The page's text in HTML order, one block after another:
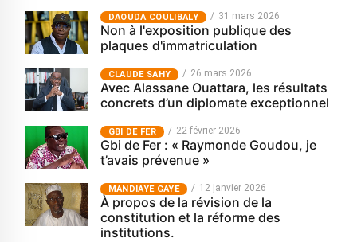
‎DAOUDA COULIBALY 31 mars 2026
Non à l'exposition publique des
plaques d'immatriculation
CLAUDE SAHY 26 mars 2026
Avec Alassane Ouattara, les résultats
concrets d’un diplomate exceptionnel
GBI DE FER 22 février 2026
Gbi de Fer : « Raymonde Goudou, je
t’avais prévenue »
MANDIAYE GAYE 12 janvier 2026
À propos de la révision de la
constitution et la réforme des
institutions.